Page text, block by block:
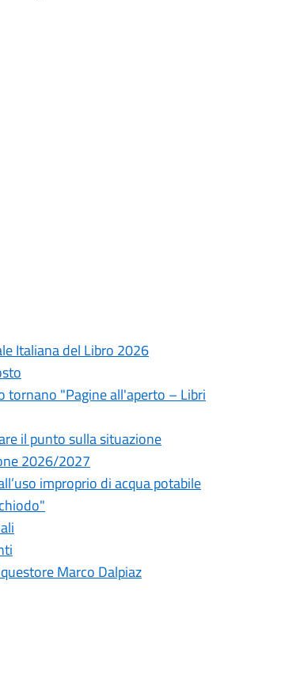
Italiana del Libro 2026
tornano "Pagine all'aperto – Libri
il punto sulla situazione
2026/2027
improprio di acqua potabile
Marco Dalpiaz